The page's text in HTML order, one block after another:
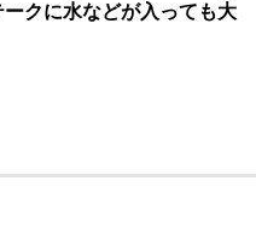
クに水などが入っても大